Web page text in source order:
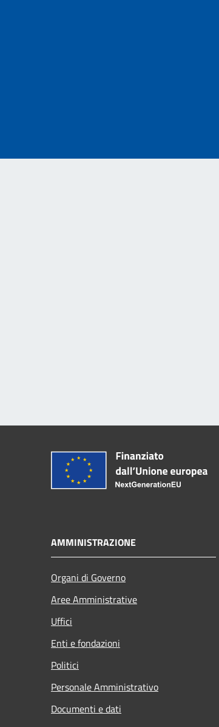
AMMINISTRAZIONE
Organi di Governo
Aree Amministrative
Uffici
Enti e fondazioni
Politici
Personale Amministrativo
Documenti e dati